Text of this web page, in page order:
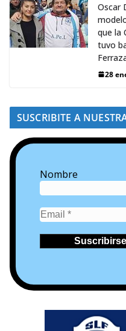
Oscar
que la
tuvo
28
SUSCRIBITE A
Nombre